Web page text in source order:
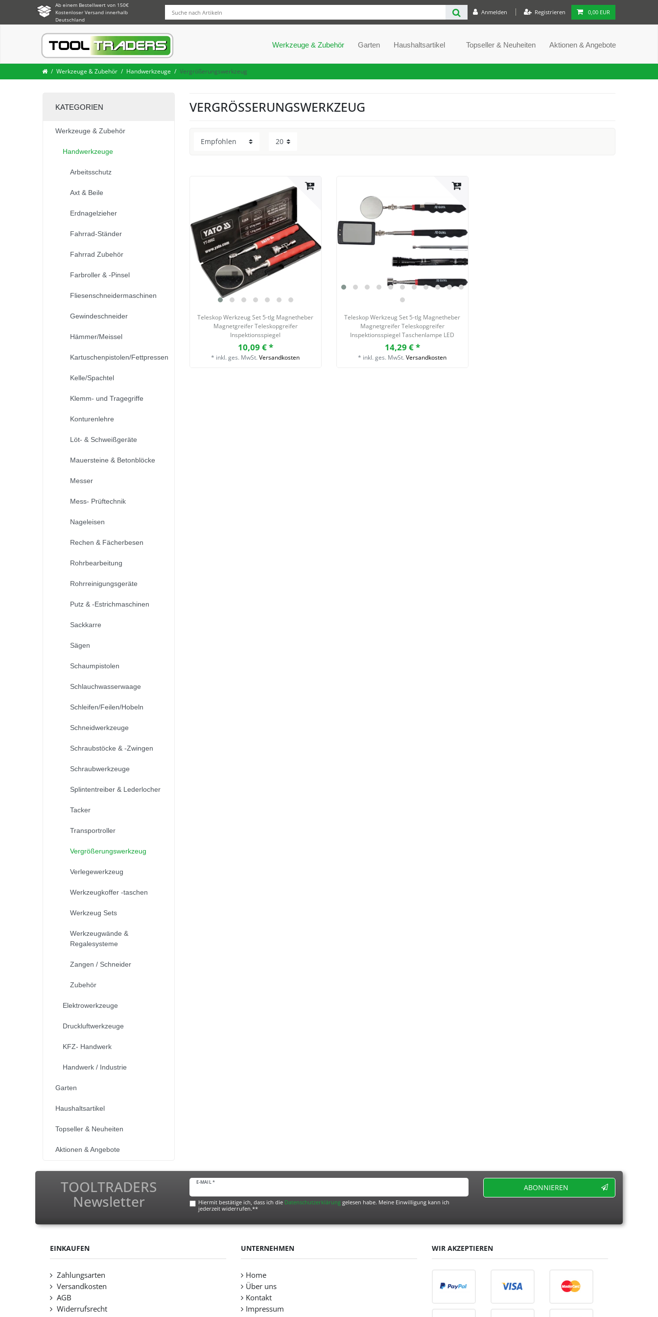
Anmelden Registrieren 0,00 EUR
Ab einem Bestellwert von 150€
Kostenloser Versand innerhalb
Deutschland
Werkzeuge & Zubehör Garten Haushaltsartikel Topseller & Neuheiten Aktionen & Angebote
Werkzeuge & Zubehör Handwerkzeuge Vergrößerungswerkzeug
KATEGORIEN
Werkzeuge & Zubehör
Handwerkzeuge
Arbeitsschutz
Axt & Beile
Erdnagelzieher
Fahrrad-Ständer
Fahrrad Zubehör
Farbroller & -Pinsel
Fliesenschneidermaschinen
Gewindeschneider
Hämmer/Meissel
Kartuschenpistolen/Fettpressen
Kelle/Spachtel
Klemm- und Tragegriffe
Konturenlehre
Löt- & Schweißgeräte
Mauersteine & Betonblöcke
Messer
Mess- Prüftechnik
Nageleisen
Rechen & Fächerbesen
Rohrbearbeitung
Rohrreinigungsgeräte
Putz & -Estrichmaschinen
Sackkarre
Sägen
Schaumpistolen
Schlauchwasserwaage
Schleifen/Feilen/Hobeln
Schneidwerkzeuge
Schraubstöcke & -Zwingen
Schraubwerkzeuge
Splintentreiber & Lederlocher
Tacker
Transportroller
Vergrößerungswerkzeug
Verlegewerkzeug
Werkzeugkoffer -taschen
Werkzeug Sets
Werkzeugwände &
Regalesysteme
Zangen / Schneider
Zubehör
Elektrowerkzeuge
Druckluftwerkzeuge
KFZ- Handwerk
Handwerk / Industrie
Garten
Haushaltsartikel
Topseller & Neuheiten
Aktionen & Angebote
VERGRÖSSERUNGSWERKZEUG
Teleskop Werkzeug Set 5-tlg Magnetheber
Magnetgreifer Teleskopgreifer
Inspektionsspiegel
10,09 € *
* inkl. ges. MwSt. Versandkosten
Teleskop Werkzeug Set 5-tlg Magnetheber
Magnetgreifer Teleskopgreifer
Inspektionsspiegel Taschenlampe LED
14,29 € *
* inkl. ges. MwSt. Versandkosten
TOOLTRADERS
Newsletter
E-MAIL *
Hiermit bestätige ich, dass ich die Daten­schutz­erklärunggelesen habe. Meine Einwilligung kann ich
jederzeit widerrufen.**
ABONNIEREN
EINKAUFEN
Zahlungsarten
Versandkosten
AGB
Widerrufsrecht
UNTERNEHMEN
Home
Über uns
Kontakt
Impressum
WIR AKZEPTIEREN